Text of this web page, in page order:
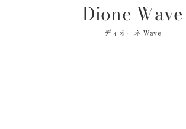
Dione Wave
ディオーネ Wave